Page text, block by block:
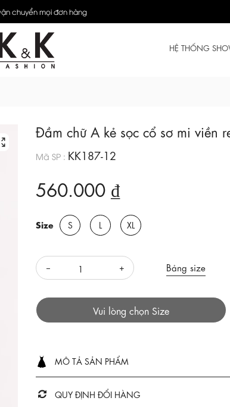
chuyển mọi đơn hàng
HỆ THỐNG
Đầm chữ A kẻ sọc cổ sơ mi viền
Mã SP : KK187-12
560.000 ₫
Size S L XL
Bảng size
Vui lòng chọn Size
MÔ TẢ SẢN PHẨM
QUY ĐỊNH ĐỔI HÀNG